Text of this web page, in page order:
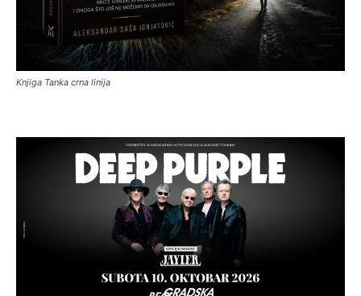
Knjiga Tanka crna linija